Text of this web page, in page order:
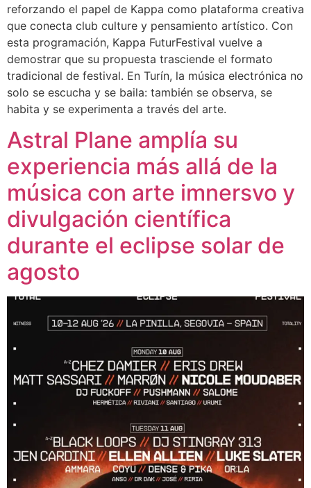
reforzando el papel de Kappa como plataforma creativa
que conecta club culture y pensamiento artístico. Con
esta programación, Kappa FuturFestival vuelve a
demostrar que su propuesta trasciende el formato
tradicional de festival. En Turín, la música electrónica no
solo se escucha y se baila: también se observa, se
habita y se experimenta a través del arte.
Astral Plane amplía su
experiencia más allá de la
música con arte imnersvo y
divulgación científica
durante el eclipse solar de
agosto